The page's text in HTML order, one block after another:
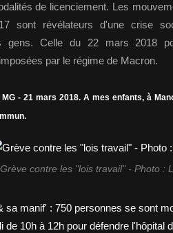
de licenciement. Les
sont révélateurs d'une crise
gens. Celle du 22 mars 2018
par le régime de Macron.
- 21 mars 2018. A mes enfants, à
Grève contre les "lois travail" - Photo :